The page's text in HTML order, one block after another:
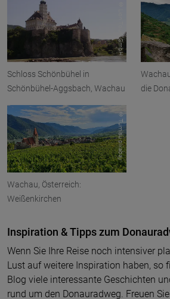
Schloss Schönbühel in
Schönbühel-Aggsbach, Wachau
© Lion Tours GmbH
die
Wachau, Österreich:
Weißenkirchen
© Tumisu pixabay
Inspiration & Tipps zum
Wenn Sie Ihre Reise noch intensiver
Lust auf weitere Inspiration haben, so
Blog viele interessante Geschichten
rund um den Donauradweg. Freuen